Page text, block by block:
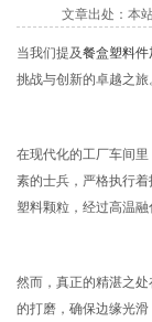
文章出处：本
当我们提及餐盒塑料件
挑战与创新的卓越之旅
在现代化的工厂车间
素的士兵，严格执行
塑料颗粒，经过高温融
然而，真正的精湛之
的打磨，确保边缘光